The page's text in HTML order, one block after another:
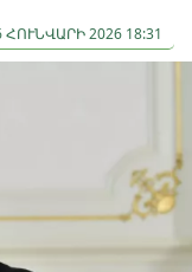
ՀՈՒՆՎԱՐԻ 2026 18:31